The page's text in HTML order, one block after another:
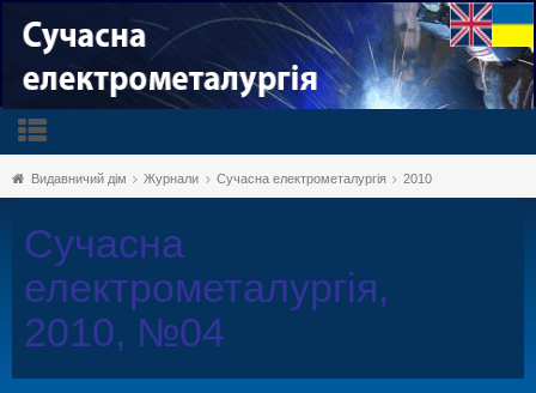
Видавничий дім Журнали Сучасна електрометалургія 2010
Сучасна
електрометалургія,
2010, №04